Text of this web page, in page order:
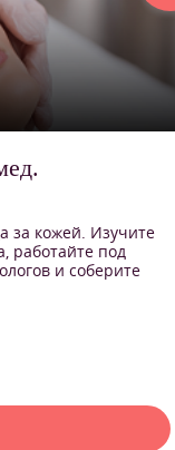
за кожей. Изучите
работайте под
и соберите